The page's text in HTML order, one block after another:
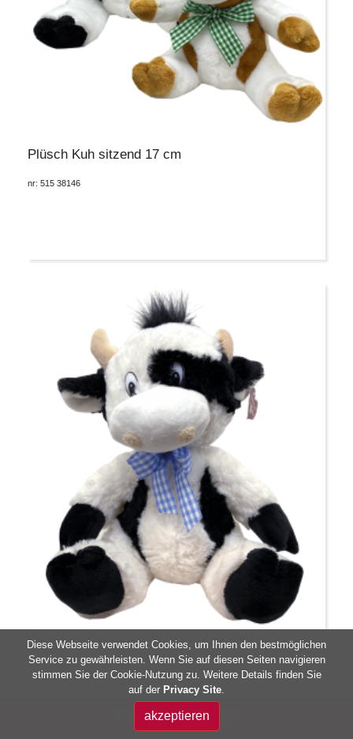
Plüsch Kuh sitzend 17 cm
nr: 515 38146
Plüsch Kuh sitzend 26cm mit Tierstimme
Diese Webseite verwendet Cookies, um Ihnen den bestmöglichen
Service zu gewährleisten. Wenn Sie auf diesen Seiten navigieren
stimmen Sie der Cookie-Nutzung zu. Weitere Details finden Sie
auf der Privacy Site.